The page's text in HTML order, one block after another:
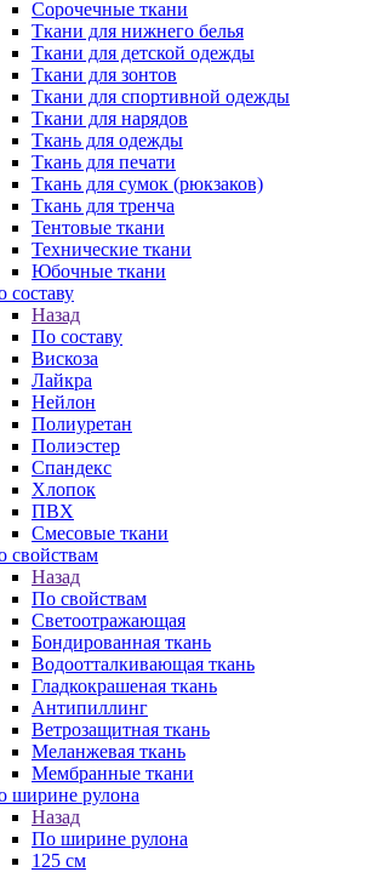
Сорочечные ткани
Ткани для нижнего белья
Ткани для детской одежды
Ткани для зонтов
Ткани для спортивной одежды
Ткани для нарядов
Ткань для одежды
Ткань для печати
Ткань для сумок (рюкзаков)
Ткань для тренча
Тентовые ткани
Технические ткани
Юбочные ткани
составу
Назад
По составу
Вискоза
Лайкра
Нейлон
Полиуретан
Полиэстер
Спандекс
Хлопок
ПВХ
Смесовые ткани
свойствам
Назад
По свойствам
Светоотражающая
Бондированная ткань
Водоотталкивающая ткань
Гладкокрашеная ткань
Антипиллинг
Ветрозащитная ткань
Меланжевая ткань
Мембранные ткани
ширине рулона
Назад
По ширине рулона
125 см